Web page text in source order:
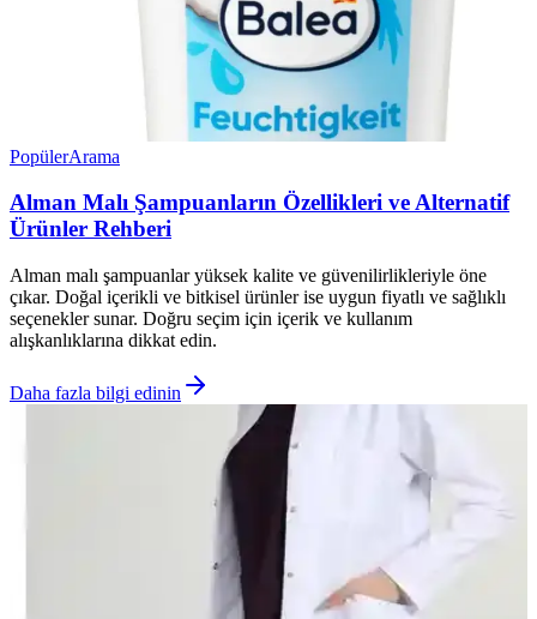
PopülerArama
Alman Malı Şampuanların Özellikleri ve Alternatif
Ürünler Rehberi
Alman malı şampuanlar yüksek kalite ve güvenilirlikleriyle öne
çıkar. Doğal içerikli ve bitkisel ürünler ise uygun fiyatlı ve sağlıklı
seçenekler sunar. Doğru seçim için içerik ve kullanım
alışkanlıklarına dikkat edin.
Daha fazla bilgi edinin